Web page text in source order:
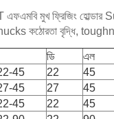
এফএমবি মুখ ফ্রিজিং হোল্ডার
কঠোরতা বৃদ্ধি,
ডি এল
45 22 45
45
27 45
45 22 45